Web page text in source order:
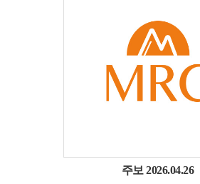
주보 2026.04.26